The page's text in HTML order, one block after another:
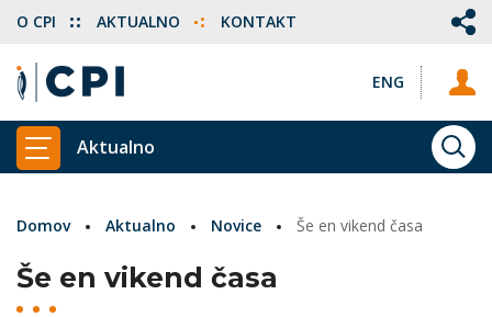
ENG
O CPI AKTUALNO KONTAKT
PRIKAŽI GLAVNI MENI
Aktualno
Domov Aktualno Novice Še en vikend časa
Še en vikend časa